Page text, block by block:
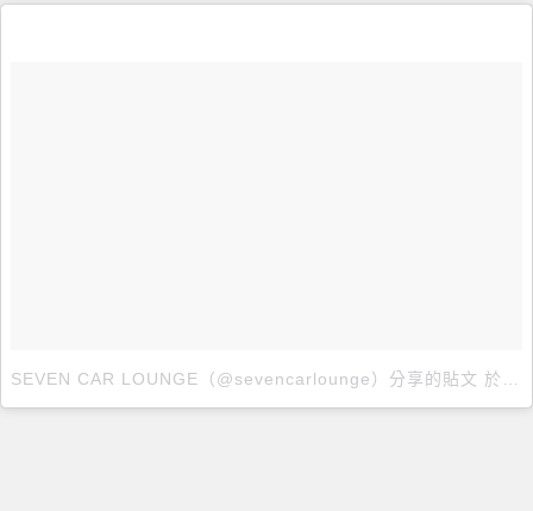
SEVEN CAR LOUNGE（@sevencarlounge）分享的貼文 於